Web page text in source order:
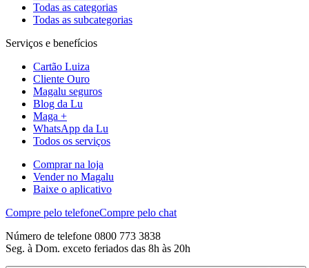
Todas as categorias
Todas as subcategorias
Serviços e benefícios
Cartão Luiza
Cliente Ouro
Magalu seguros
Blog da Lu
Maga +
WhatsApp da Lu
Todos os serviços
Comprar na loja
Vender no Magalu
Baixe o aplicativo
Compre pelo telefoneCompre pelo chat
Número de telefone 0800 773 3838
Seg. à Dom. exceto feriados das 8h às 20h